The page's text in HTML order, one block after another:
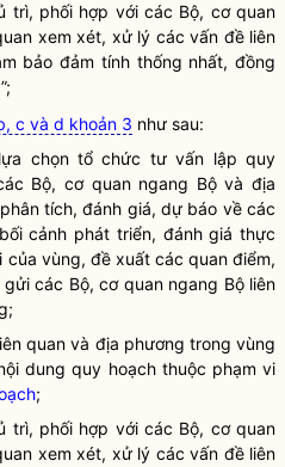
trì, phối hợp với các Bộ, cơ quan
xem xét, xử lý các vấn đề liên
bảo đảm tính thống nhất, đồng
c và d khoản 3 như sau:
chọn tổ chức tư vấn lập quy
Bộ, cơ quan ngang Bộ và địa
tích, đánh giá, dự báo về các
cảnh phát triển, đánh giá thực
vùng, đề xuất các quan điểm,
các Bộ, cơ quan ngang Bộ liên
quan và địa phương trong vùng
dung quy hoạch thuộc phạm vi
;
trì, phối hợp với các Bộ, cơ quan
xem xét, xử lý các vấn đề liên